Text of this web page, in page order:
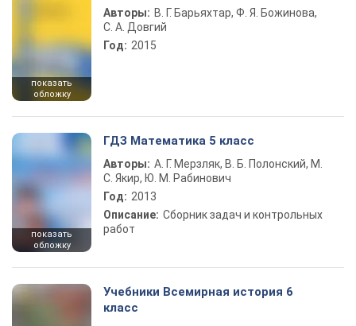
показать
обложку
Авторы: В. Г. Барьяхтар, Ф. Я. Божинова,
С. А. Довгий
Год: 2015
показать
обложку
ГДЗ Математика 5 класс
Авторы: А. Г. Мерзляк, В. Б. Полонский, М.
С. Якир, Ю. М. Рабинович
Год: 2013
Описание: Сборник задач и контрольных
работ
Учебники Всемирная история 6
класс